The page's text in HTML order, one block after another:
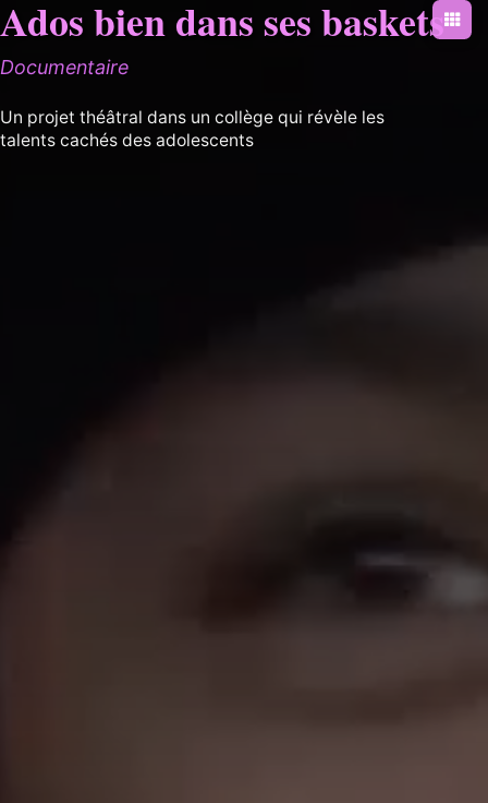
Ados bien dans ses baskets
Documentaire
Un projet théâtral dans un collège qui révèle les
talents cachés des adolescents